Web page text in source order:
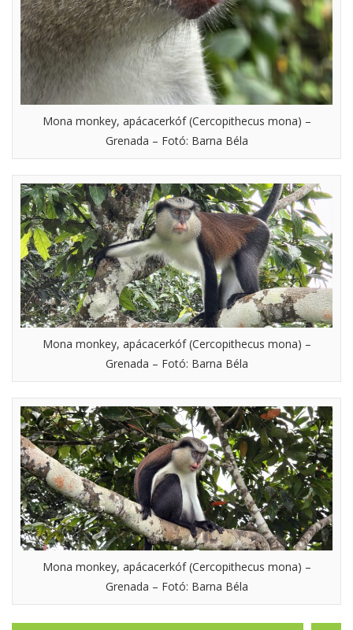
Mona monkey, apácacerkóf (Cercopithecus mona) –
Grenada – Fotó: Barna Béla
Mona monkey, apácacerkóf (Cercopithecus mona) –
Grenada – Fotó: Barna Béla
Mona monkey, apácacerkóf (Cercopithecus mona) –
Grenada – Fotó: Barna Béla